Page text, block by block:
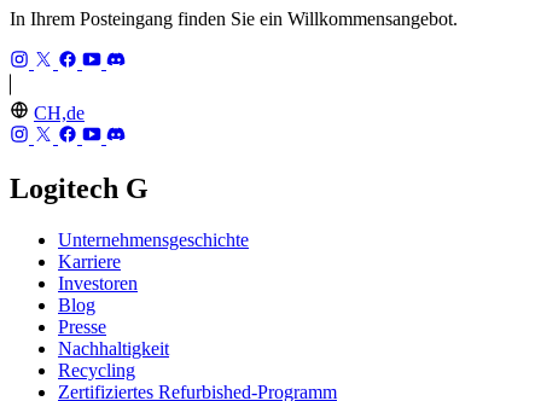
In Ihrem Posteingang finden Sie ein Willkommensangebot.
CH,de
Logitech G
Unternehmensgeschichte
Karriere
Investoren
Blog
Presse
Nachhaltigkeit
Recycling
Zertifiziertes Refurbished-Programm